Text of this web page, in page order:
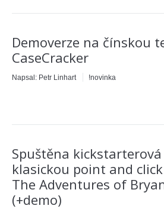
Demoverze na čínskou
CaseCracker
Napsal: Petr Linhart !novinka
Spuštěna
klasickou point and
The Adventures of
(+demo)